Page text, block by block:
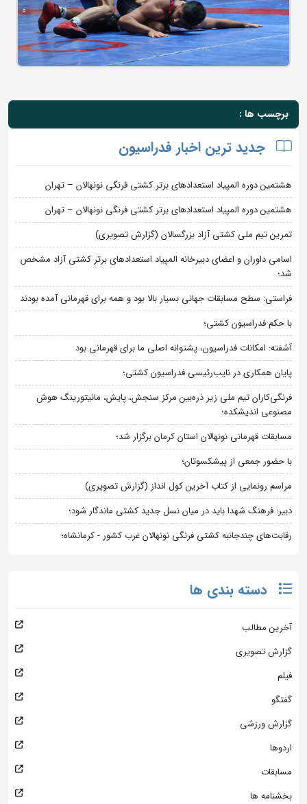
برچسب ها :
جدید ترین اخبار فدراسیون
هشتمین دوره المپیاد استعدادهای برتر کشتی فرنگی نونهالان – تهران
هشتمین دوره المپیاد استعدادهای برتر کشتی فرنگی نونهالان – تهران
تمرین تیم ملی کشتی آزاد بزرگسالان (گزارش تصویری)
اسامی داوران و اعضای دبیرخانه المپیاد استعدادهای برتر کشتی آزاد مشخص
شد؛
فراستی: سطح مسابقات جهانی بسیار بالا بود و همه برای قهرمانی آمده بودند
با حکم فدراسیون کشتی؛
آشفته: امکانات فدراسیون، پشتوانه اصلی ما برای قهرمانی بود
پایان همکاری در نایب‌رئیسی فدراسیون کشتی؛
فرنگی‌کاران تیم ملی زیر ذره‌بین مرکز سنجش، پایش، مانیتورینگ هوش
مصنوعی اندیشکده؛
مسابقات قهرمانی نونهالان استان کرمان برگزار شد؛
با حضور جمعی از پیشکسوتان؛
مراسم رونمایی از کتاب آخرین کول انداز (گزارش تصویری)
دبیر: فرهنگ شهدا باید در میان نسل جدید کشتی ماندگار شود؛
رقابت‌های چندجانبه کشتی فرنگی نونهالان غرب کشور - کرمانشاه؛
دسته بندی ها
آخرین مطالب
گزارش تصویری
فیلم
گفتگو
گزارش ورزشی
اردوها
مسابقات
بخشنامه ها